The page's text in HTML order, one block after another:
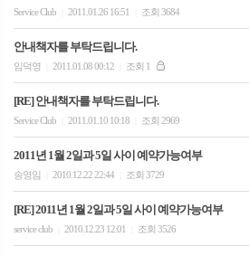
Service Club 2011.01.26 16:51 조회 3684
안내책자를 부탁드립니다.
임덕영 2011.01.08 00:12 조회 1
[RE] 안내책자를 부탁드립니다.
Service Club 2011.01.10 10:18 조회 2969
2011년 1월 2일과 5일 사이 예약가능여부
송영임 2010.12.22 22:44 조회 3729
[RE] 2011년 1월 2일과 5일 사이 예약가능여부
service club 2010.12.23 12:01 조회 3526